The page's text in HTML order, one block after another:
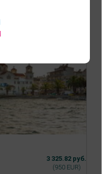
3 325.82 руб.
(950 EUR)